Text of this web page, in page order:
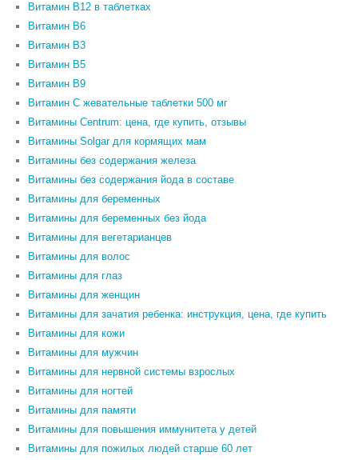
Витамин B12 в таблетках
Витамин B6
Витамин В3
Витамин В5
Витамин В9
Витамин С жевательные таблетки 500 мг
Витамины Centrum: цена, где купить, отзывы
Витамины Solgar для кормящих мам
Витамины без содержания железа
Витамины без содержания йода в составе
Витамины для беременных
Витамины для беременных без йода
Витамины для вегетарианцев
Витамины для волос
Витамины для глаз
Витамины для женщин
Витамины для зачатия ребенка: инструкция, цена, где купить
Витамины для кожи
Витамины для мужчин
Витамины для нервной системы взрослых
Витамины для ногтей
Витамины для памяти
Витамины для повышения иммунитета у детей
Витамины для пожилых людей старше 60 лет